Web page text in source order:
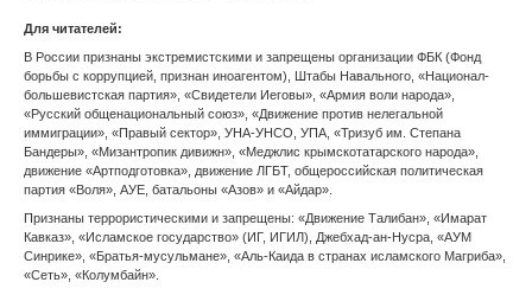
Великий Новгород
Владивосток
Владикавказ
Владимир
Волгоград
Вологда
Для читателей:
В России признаны экстремистскими и запрещены организации ФБК (Фонд
борьбы с коррупцией, признан иноагентом), Штабы Навального, «Национал-
большевистская партия», «Свидетели Иеговы», «Армия воли народа»,
«Русский общенациональный союз», «Движение против нелегальной
иммиграции», «Правый сектор», УНА-УНСО, УПА, «Тризуб им. Степана
Бандеры», «Мизантропик дивижн», «Меджлис крымскотатарского народа»,
движение «Артподготовка», движение ЛГБТ, общероссийская политическая
партия «Воля», АУЕ, батальоны «Азов» и «Айдар».
Признаны террористическими и запрещены: «Движение Талибан», «Имарат
Кавказ», «Исламское государство» (ИГ, ИГИЛ), Джебхад-ан-Нусра, «АУМ
Синрике», «Братья-мусульмане», «Аль-Каида в странах исламского Магриба»,
«Сеть», «Колумбайн».